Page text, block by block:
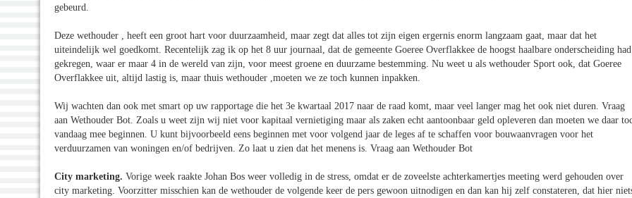
gebeurd.
Deze wethouder , heeft een groot hart voor duurzaamheid, maar zegt dat alles tot zijn eigen ergernis enorm langzaam gaat, maar dat het
uiteindelijk wel goedkomt. Recentelijk zag ik op het 8 uur journaal, dat de gemeente Goeree Overflakkee de hoogst haalbare onderscheiding had
gekregen, waar er maar 4 in de wereld van zijn, voor meest groene en duurzame bestemming. Nu weet u als wethouder Sport ook, dat Goeree
Overflakkee uit, altijd lastig is, maar thuis wethouder ,moeten we ze toch kunnen inpakken.
Wij wachten dan ook met smart op uw rapportage die het 3e kwartaal 2017 naar de raad komt, maar veel langer mag het ook niet duren. Vraag
aan Wethouder Bot. Zoals u weet zijn wij niet voor kapitaal vernietiging maar als zaken echt aantoonbaar geld opleveren dan moeten we daar
vandaag mee beginnen. U kunt bijvoorbeeld eens beginnen met voor volgend jaar de leges af te schaffen voor bouwaanvragen voor het
verduurzamen van woningen en/of bedrijven. Zo laat u zien dat het menens is. Vraag aan Wethouder Bot
City marketing. Vorige week raakte Johan Bos weer volledig in de stress, omdat er de zoveelste achterkamertjes meeting werd gehouden over
city marketing. Voorzitter misschien kan de wethouder de volgende keer de pers gewoon uitnodigen en dan kan hij zelf constateren, dat hier